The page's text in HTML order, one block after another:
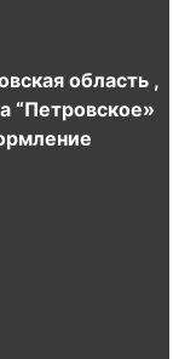
область ,
“Петровское»